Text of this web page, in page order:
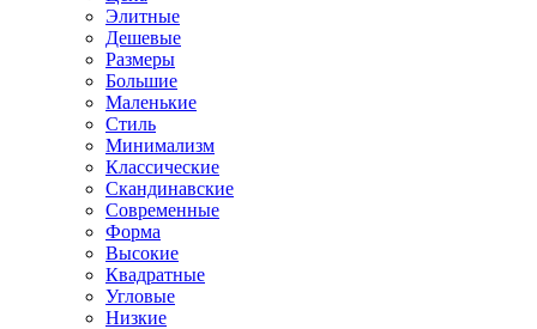
Элитные
Дешевые
Размеры
Большие
Маленькие
Стиль
Минимализм
Классические
Скандинавские
Современные
Форма
Высокие
Квадратные
Угловые
Низкие